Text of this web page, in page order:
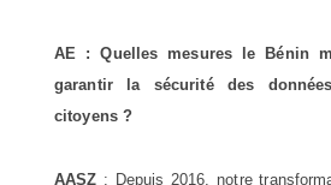
AE : Quelles mesures le Bénin
garantir la sécurité des
citoyens ?
AASZ : Depuis 2016, notre